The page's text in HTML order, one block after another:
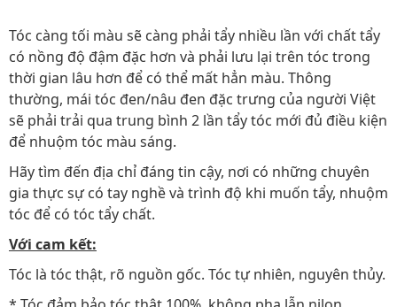
Tóc càng tối màu sẽ càng phải tẩy nhiều lần với chất tẩy
có nồng độ đậm đặc hơn và phải lưu lại trên tóc trong
thời gian lâu hơn để có thể mất hẳn màu. Thông
thường, mái tóc đen/nâu đen đặc trưng của người Việt
sẽ phải trải qua trung bình 2 lần tẩy tóc mới đủ điều kiện
để nhuộm tóc màu sáng.
Hãy tìm đến địa chỉ đáng tin cậy, nơi có những chuyên
gia thực sự có tay nghề và trình độ khi muốn tẩy, nhuộm
tóc để có tóc tẩy chất.
Với cam kết:
Tóc là tóc thật, rõ nguồn gốc. Tóc tự nhiên, nguyên thủy.